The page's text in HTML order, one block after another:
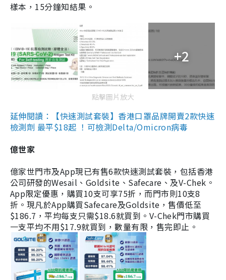
樣本，15分鐘知結果。
+2
點擊圖片放大
延伸閱讀：【快速測試套裝】香港口罩品牌開賣2款快速
檢測劑 最平$18起 ！可檢測Delta/Omicron病毒
億世家
億家世門市及App現已有售6款快速測試套裝，包括香港
公司研發的Wesail、Goldsite、Safecare、及V-Chek。
App限定優惠，購買10支可享75折，而門市則10支8
折。現凡於App購買Safecare及Goldsite，售價低至
$186.7，平均每支只需$18.6就買到。V-Chek門市購買
一支平均不用$17.9就買到，數量有限，售完即止。